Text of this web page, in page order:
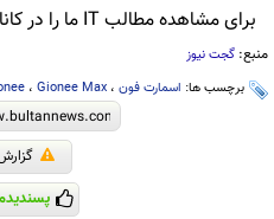
برای مشاهده مطالب IT ما را در کانال بولتن IT دنبال کنید
منبع: گجت نیوز
برچسب ها: اسمارت فون ، ، Gionee Max